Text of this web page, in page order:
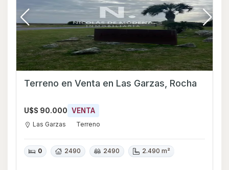
Terreno en Venta en Las Garzas, Rocha
U$S 90.000 VENTA
Las Garzas Terreno
0 2490 2490 2.490 m²